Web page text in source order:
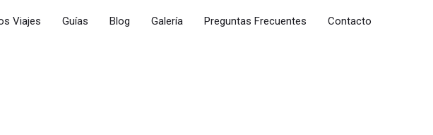
Viajes Guías Blog Galería Preguntas Frecuentes Contacto